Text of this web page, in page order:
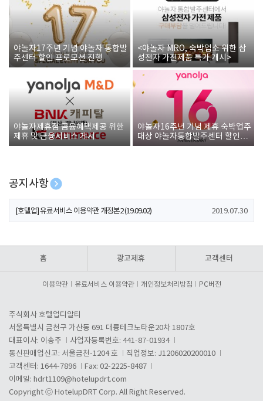
야놀자17주년 기념 야놀자 통합발
주센터 할인 프로모션 진행
<야놀자 MRO, 숙박업소 위한 삼
성전자 가전제품 특가 개시>
야놀자제휴점 금융혜택제공 위한
제휴 및 금융서비스 게시
야놀자16주년 기념 제휴 숙박업주
대상 야놀자통합발주센터 할인쿠
폰 증정
공지사항
[호텔업] 개인정보 처리방침 개정본1 (19.09.02)
[호텔업] 유료서비스 이용약관 개정본2 (19.09.02) 2019.07.30
홈 광고제휴 고객센터
이용약관 유료서비스 이용약관 개인정보처리방침 PC버전
주식회사 호텔업디알티
서울특별시 금천구 가산동 691 대륭테크노타운20차 1807호
대표이사: 이송주
사업자등록번호: 441-87-01934
통신판매업신고: 서울금천-1204 호
직업정보: J1206020200010
고객센터: 1644-7896
Fax: 02-2225-8487
이메일: hdrt1109@hotelupdrt.com
Copyright ⓒ HotelupDRT Corp. All Right Reserved.